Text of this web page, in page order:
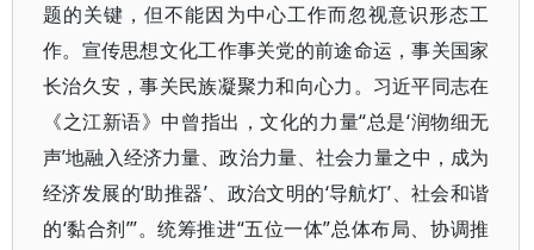
题的关键，但不能因为中心工作而忽视意识形态工
作。宣传思想文化工作事关党的前途命运，事关国家
长治久安，事关民族凝聚力和向心力。习近平同志在
《之江新语》中曾指出，文化的力量“总是‘润物细无
声’地融入经济力量、政治力量、社会力量之中，成为
经济发展的‘助推器’、政治文明的‘导航灯’、社会和谐
的‘黏合剂’”。统筹推进“五位一体”总体布局、协调推